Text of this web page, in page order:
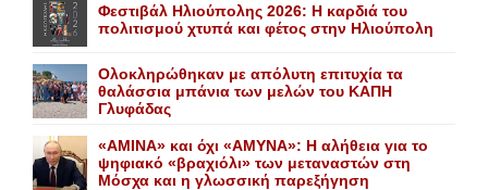
Φεστιβάλ Ηλιούπολης 2026: Η καρδιά του
πολιτισμού χτυπά και φέτος στην Ηλιούπολη
Ολοκληρώθηκαν με απόλυτη επιτυχία τα
θαλάσσια μπάνια των μελών του KAΠH
Γλυφάδας
«AMINA» και όχι «ΑΜΥΝΑ»: Η αλήθεια για το
ψηφιακό «βραχιόλι» των μεταναστών στη
Μόσχα και η γλωσσική παρεξήγηση